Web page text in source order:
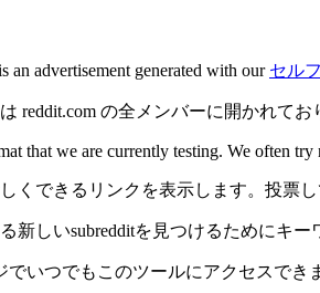
an advertisement generated with our セル
reddit.com の全メンバーに開かれて
that we are currently testing. We often
くできるリンクを表示します。投票
新しいsubredditを見つけるためにキ
でいつでもこのツールにアクセスでき